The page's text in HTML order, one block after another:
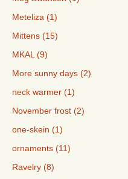
Meteliza (1)
Mittens (15)
MKAL (9)
More sunny days (2)
neck warmer (1)
November frost (2)
one-skein (1)
ornaments (11)
Ravelry (8)